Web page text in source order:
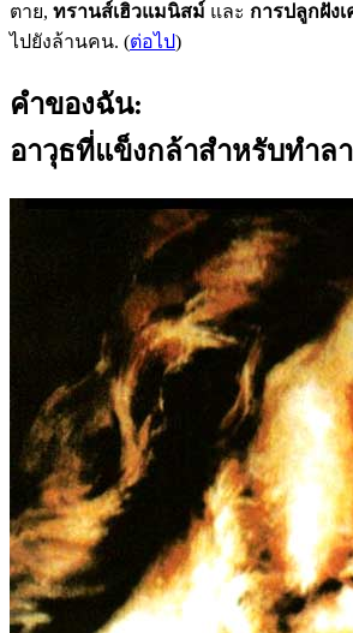
ตาย, ทรานส์เฮิวแมนิสม์ และ การปลูกฝัง
ไปยังล้านคน. (ต่อไป)
คำของฉัน:
อาวุธที่แข็งกล้าสำหรับทำล